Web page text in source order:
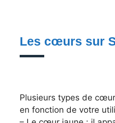
Les cœurs sur
Plusieurs types de
en fonction de votre